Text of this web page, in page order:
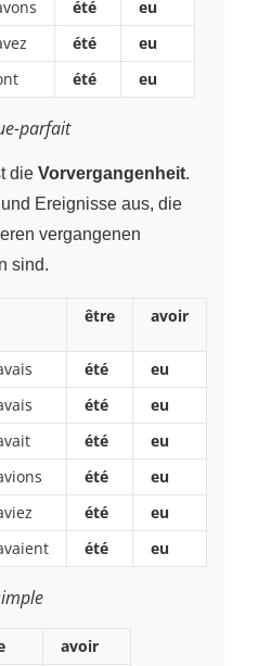
été
eu
été
eu
été eu
parfait
die Vorvergangenheit.
Ereignisse aus, die
vergangenen
sind.
être avoir
été
eu
été
eu
été
eu
été
eu
été
eu
été eu
avoir